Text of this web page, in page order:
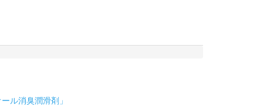
ル消臭潤滑剤」